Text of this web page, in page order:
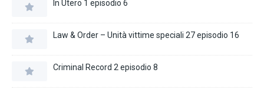
In Utero 1 episodio 6
Law & Order – Unità vittime speciali 27 episodio 16
Criminal Record 2 episodio 8